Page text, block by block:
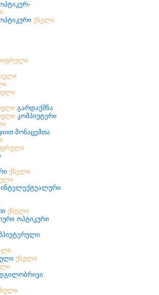
ქსელი
გარდაქმნა
კომპიუტერი
მონაცემთა
ქსელი
ქსელი
ოპტიკური
ქსელი